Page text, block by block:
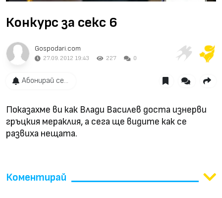
Video
Конкурс за секс 6
Gospodari.com
27.09.2012 19:43 227 0
Абонирай се...
Показахме ви как Влади Василев доста изнерви
гръцкия мераклия, а сега ще видите как се
развиха нещата.
Коментирай